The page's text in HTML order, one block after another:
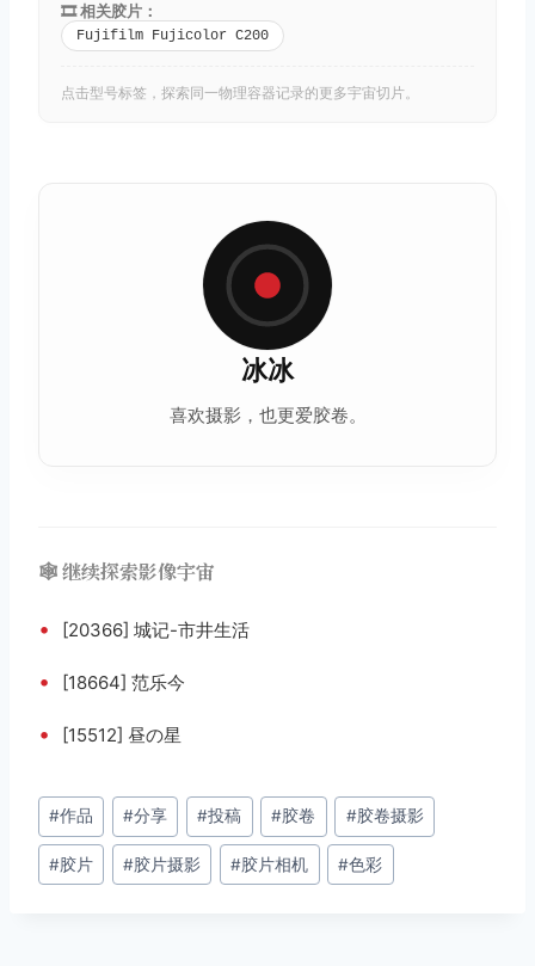
🎞️ 相关胶片：
Fujifilm Fujicolor C200
点击型号标签，探索同一物理容器记录的更多宇宙切片。
冰冰
喜欢摄影，也更爱胶卷。
🕸️ 继续探索影像宇宙
• [20366] 城记-市井生活
• [18664] 范乐今
• [15512] 昼の星
文
章
标
#作品 #分享 #投稿 #胶卷 #胶卷摄影
#胶片 #胶片摄影 #胶片相机 #色彩